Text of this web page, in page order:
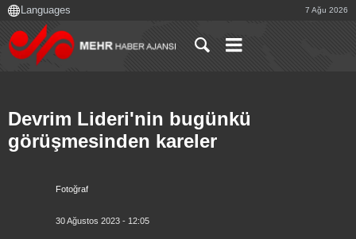
7 Ağu 2026
Fotoğraf
30 Ağustos 2023 - 12:05
Devrim Lideri'nin bugünkü
görüşmesinden kareler